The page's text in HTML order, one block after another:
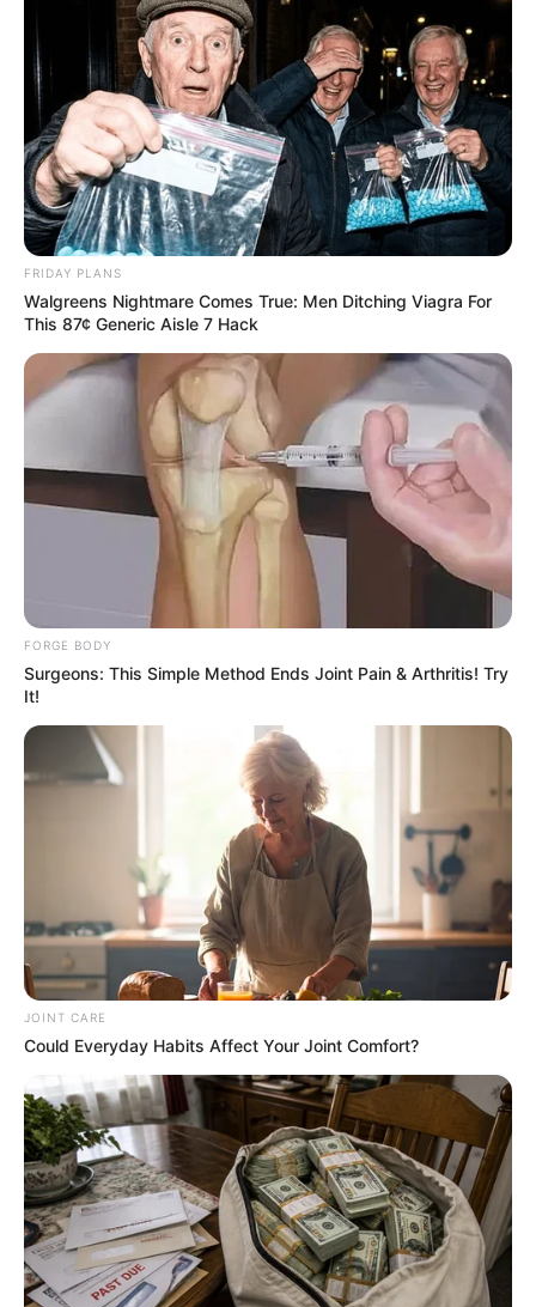
Hollywood's Inaccurate Portrayal of Reality - Take a
Look Inside!
BRAINBERRIES
I Bet You Didn't Know It Was Really Happening?
BRAINBERRIES
The Instagram Model Who Spent A Fortune To Look
Like Barbie
BRAINBERRIES
FRIDAY PLANS
Walgreens Nightmare Comes True: Men Ditching Viagra For
This 87¢ Generic Aisle 7 Hack
FORGE BODY
Surgeons: This Simple Method Ends Joint Pain & Arthritis! Try
It!
JOINT CARE
Could Everyday Habits Affect Your Joint Comfort?